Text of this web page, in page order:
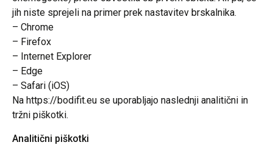
jih niste sprejeli na primer prek nastavitev brskalnika.
– Chrome
– Firefox
– Internet Explorer
– Edge
– Safari (iOS)
Na https://bodifit.eu se uporabljajo naslednji analitični in
tržni piškotki.
Analitični piškotki